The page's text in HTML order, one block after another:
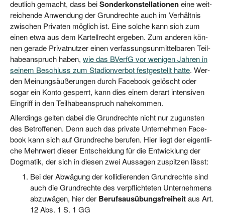
deut­lich gemacht, dass beiSon­der­kon­stel­la­tio­neneine weit­
rei­chen­de Anwen­dung der Grund­rech­te auch im Ver­hält­nis
zwi­schen Pri­va­ten mög­lich ist. Eine sol­che kann sich zum
einen etwa aus dem Kar­tell­recht erge­ben. Zum ande­ren kön­
nen gera­de Pri­vat­nut­zer einen ver­fas­sungs­un­mit­tel­ba­ren Teil­
ha­be­an­spruch haben, wie das BVerfG vor weni­gen Jah­ren in
sei­nem Beschluss zum Sta­di­on­ver­bot fest­ge­stellt hat­te. Wer­
den Mei­nungs­äu­ße­run­gen durch Face­book gelöscht oder
sogar ein Kon­to gesperrt, kann dies einem der­art inten­si­ven
Ein­griff in den Teil­ha­be­an­spruch nahekommen.
Aller­dings gel­ten dabei die Grund­rech­te nicht nur zuguns­ten
des Betrof­fe­nen. Denn auch das pri­va­te Unter­neh­men Face­
book kann sich auf Grund­re­che beru­fen. Hier liegt der eigent­li­
che Mehr­wert die­ser Ent­schei­dung für die Ent­wick­lung der
Dog­ma­tik, der sich in die­sen zwei Aus­sa­gen zuspit­zen lässt:
Bei der Abwä­gung der kol­li­die­ren­den Grund­rech­te sind
auch die Grund­rech­te des ver­pflich­te­ten Unter­neh­mens
abzu­wä­gen, hier der Berufs­aus­übungs­frei­heitaus Art.
12 Abs. 1 S. 1 GG